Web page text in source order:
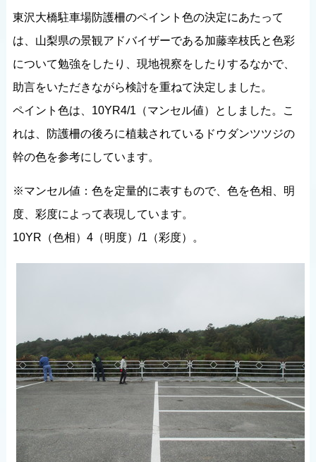
東沢大橋駐車場防護柵のペイント色の決定にあたって
は、山梨県の景観アドバイザーである加藤幸枝氏と色彩
について勉強をしたり、現地視察をしたりするなかで、
助言をいただきながら検討を重ねて決定しました。
ペイント色は、10YR4/1（マンセル値）としました。こ
れは、防護柵の後ろに植栽されているドウダンツツジの
幹の色を参考にしています。
※マンセル値：色を定量的に表すもので、色を色相、明
度、彩度によって表現しています。
10YR（色相）4（明度）/1（彩度）。